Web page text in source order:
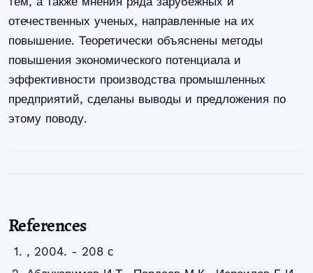
отечественных ученых, направленные на их
повышение. Теоретически объяснены методы
повышения экономического потенциала и
эффективности производства промышленных
предприятий, сделаны выводы и предложения по
этому поводу.
References
, 2004. - 208 с